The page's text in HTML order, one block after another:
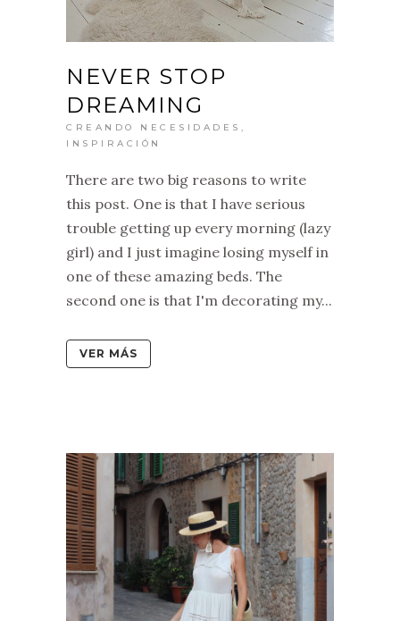
NEVER STOP
DREAMING
CREANDO NECESIDADES ,
INSPIRACIÓN
There are two big reasons to write
this post. One is that I have serious
trouble getting up every morning (lazy
girl) and I just imagine losing myself in
one of these amazing beds. The
second one is that I'm decorating my...
VER MÁS